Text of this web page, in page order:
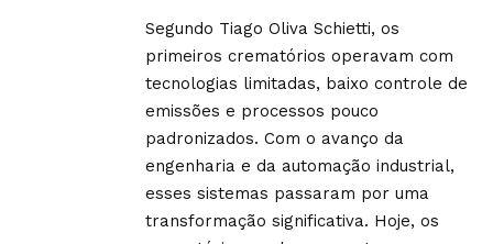
Segundo Tiago Oliva Schietti, os
primeiros crematórios operavam com
tecnologias limitadas, baixo controle de
emissões e processos pouco
padronizados. Com o avanço da
engenharia e da automação industrial,
esses sistemas passaram por uma
transformação significativa. Hoje, os